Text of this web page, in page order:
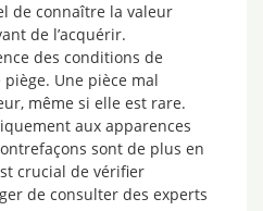
de connaître la valeur
de l’acquérir.
des conditions de
Une pièce mal
même si elle est rare.
aux apparences
sont de plus en
crucial de vérifier
de consulter des experts